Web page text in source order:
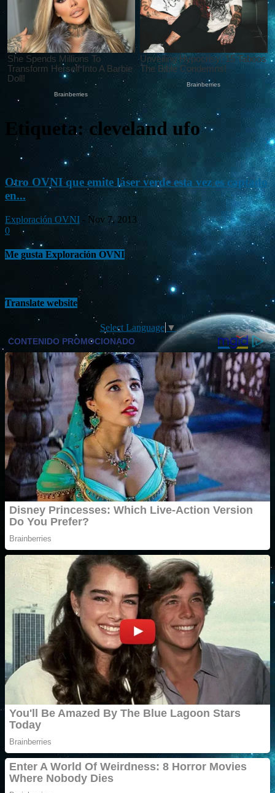
Etiqueta: cleveland ufo
Otro OVNI que emite láser verde esta vez es captado
en...
Exploración OVNI - Nov 7, 2013
0
Me gusta Exploración OVNI
Translate website
Select Language ▼